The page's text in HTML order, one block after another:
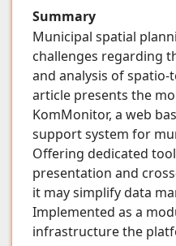
Summary
Municipal spatial
challenges regarding
and analysis of
article presents the
KomMonitor, a web
support system for
Offering dedicated
presentation and
it may simplify data
Implemented as a
infrastructure the